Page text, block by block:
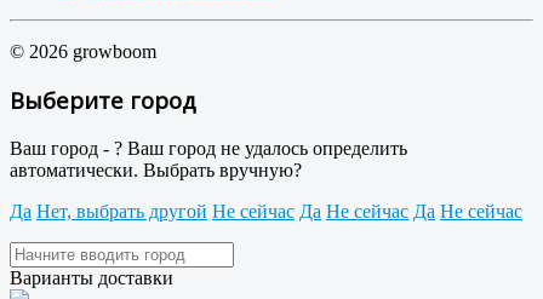
© 2026 growboom
Выберите город
Ваш город - ? Ваш город не удалось определить
автоматически. Выбрать вручную?
Да Нет, выбрать другой Не сейчас Да Не сейчас Да Не сейчас
Варианты доставки